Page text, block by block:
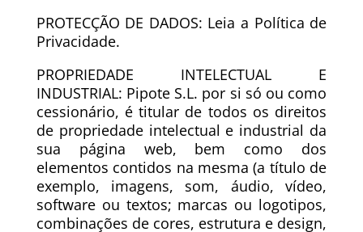
PROTECÇÃO DE DADOS: Leia a Política de
Privacidade.
PROPRIEDADE INTELECTUAL E
INDUSTRIAL: Pipote S.L. por si só ou como
cessionário, é titular de todos os direitos
de propriedade intelectual e industrial da
sua página web, bem como dos
elementos contidos na mesma (a título de
exemplo, imagens, som, áudio, vídeo,
software ou textos; marcas ou logotipos,
combinações de cores, estrutura e design,